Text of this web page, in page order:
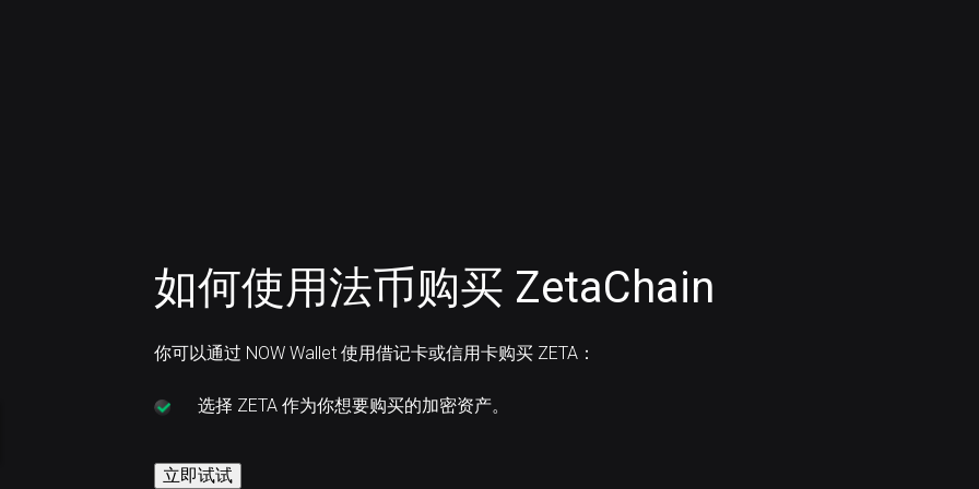
如何使用法币购买 ZetaChain
你可以通过 NOW Wallet 使用借记卡或信用卡购买 ZETA：
选择 ZETA 作为你想要购买的加密资产。
立即试试